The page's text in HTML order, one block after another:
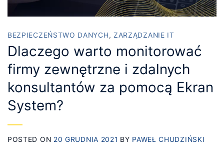
BEZPIECZEŃSTWO DANYCH, ZARZĄDZANIE IT
Dlaczego warto monitorować
firmy zewnętrzne i zdalnych
konsultantów za pomocą Ekran
System?
POSTED ON 20 GRUDNIA 2021 BY PAWEŁ CHUDZIŃSKI